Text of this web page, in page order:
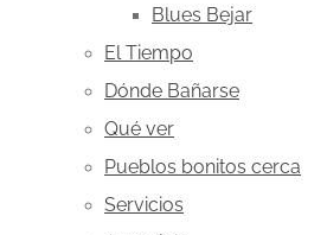
Blues Bejar
El Tiempo
Dónde Bañarse
Qué ver
Pueblos bonitos cerca
Servicios